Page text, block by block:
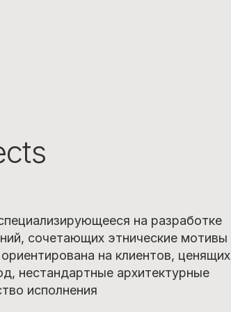
на разработке
сочетающих этнические мотивы
на клиентов, ценящих
нестандартные архитектурные
исполнения